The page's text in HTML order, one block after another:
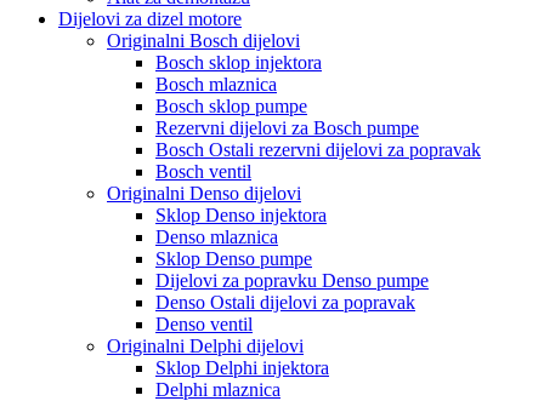
Dijelovi za dizel motore
Originalni Bosch dijelovi
Bosch sklop injektora
Bosch mlaznica
Bosch sklop pumpe
Rezervni dijelovi za Bosch pumpe
Bosch Ostali rezervni dijelovi za popravak
Bosch ventil
Originalni Denso dijelovi
Sklop Denso injektora
Denso mlaznica
Sklop Denso pumpe
Dijelovi za popravku Denso pumpe
Denso Ostali dijelovi za popravak
Denso ventil
Originalni Delphi dijelovi
Sklop Delphi injektora
Delphi mlaznica